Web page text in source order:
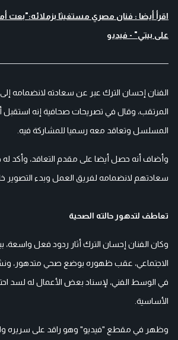
اقرأ أيضا : فنان مصري مستغيثا بزملائه:"بعت
على بيتي" - فيديو
الفنان إحسان الترك عبر عن سعادته لانضمامه
المرتقب، وقال في تصريحات صحافية إنه استقبل
المسلسل وتعاقد معه رسميا للمشاركة فيه.
وأضاف أنه حصل أيضا على مقدم التعاقد، وأكد له
سعادتهم لانضمامه لفريق العمل وبدء التصوير
تعاطف لتدهور حالته الصحية
وكان الفنان إحسان الترك أثار ردود فعل واسعة،
الاجتماعي، عقب ظهوره بوضع صحي متدهور،
في الوسط الفني، لإسناد بعض الأعمال له لسد
الأساسية.
وظهر في مقطع "فيديو" وهو راقد على سريره